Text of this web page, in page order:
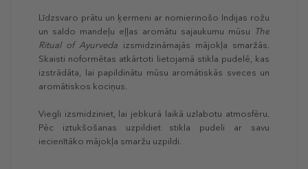
Līdzsvaro prātu un ķermeni ar nomierinošo Indijas rožu
un saldo mandeļu eļļas aromātu sajaukumu mūsu The
Ritual of Ayurveda izsmidzināmajās mājokļa smaržās.
Skaisti noformētas atkārtoti lietojamā stikla pudelē, kas
izstrādāta, lai papildinātu mūsu aromātiskās sveces un
aromātiskos kociņus.
Viegli izsmidziniet, lai jebkurā laikā uzlabotu atmosfēru.
Pēc iztukšošanas uzpildiet stikla pudeli ar savu
iecienītāko mājokļa smaržu uzpildi.